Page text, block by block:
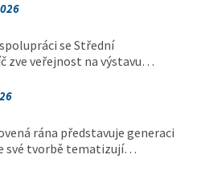
se Střední
zve veřejnost na výstavu…
rána představuje generaci
své tvorbě tematizují…